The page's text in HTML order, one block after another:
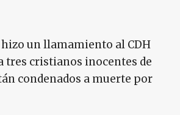
hizo un llamamiento al CDH
tres cristianos inocentes de
condenados a muerte por